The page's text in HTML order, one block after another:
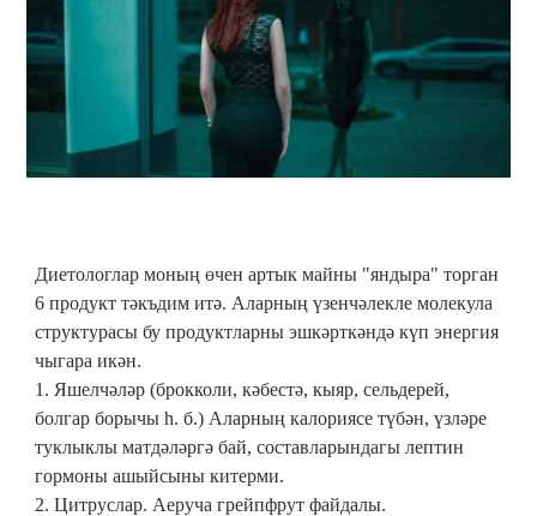
Диетологлар моның өчен артык майны "яндыра" торган
6 продукт тәкъдим итә. Аларның үзенчәлекле молекула
структурасы бу продуктларны эшкәрткәндә күп энергия
чыгара икән.
1. Яшелчәләр (брокколи, кәбестә, кыяр, сельдерей,
болгар борычы һ. б.) Аларның калориясе түбән, үзләре
туклыклы матдәләргә бай, составларындагы лептин
гормоны ашыйсыны китерми.
2. Цитруслар. Аеруча грейпфрут файдалы.